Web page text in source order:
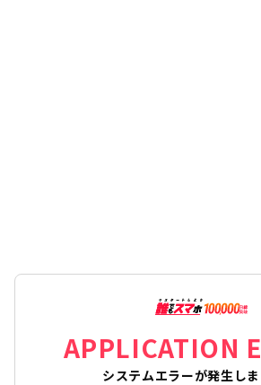
APPLICATION
システムエラーが発生しま